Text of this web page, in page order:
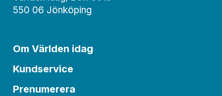
550 06 Jönköping
Om Världen idag
Kundservice
Prenumerera